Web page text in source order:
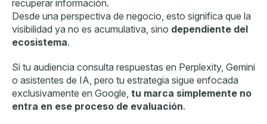
recuperar información.
Desde una perspectiva de negocio, esto significa que la
visibilidad ya no es acumulativa, sino dependiente del
ecosistema.
Si tu audiencia consulta respuestas en Perplexity, Gemini
o asistentes de IA, pero tu estrategia sigue enfocada
exclusivamente en Google, tu marca simplemente no
entra en ese proceso de evaluación.